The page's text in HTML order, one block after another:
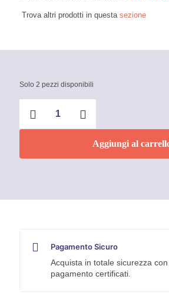
Trova altri prodotti in questa sezione
Solo 2 pezzi disponibili
-
15W
Aggiungi al
Pagamento Sicuro
Acquista in totale sicurezza
pagamento certificati.